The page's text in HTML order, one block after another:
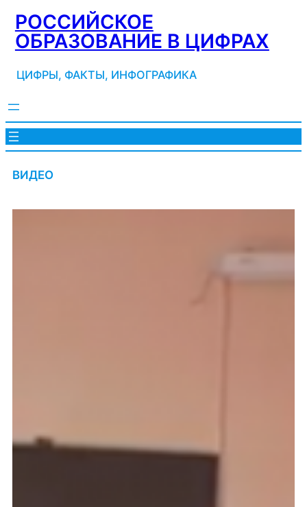
Перейти
содержимому
РОССИЙСКОЕ
ОБРАЗОВАНИЕ В ЦИФРАХ
ЦИФРЫ, ФАКТЫ, ИНФОГРАФИКА
ВИДЕО